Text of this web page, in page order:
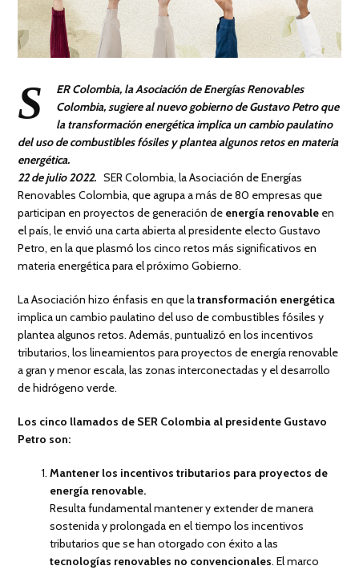
S
ER Colombia, la Asociación de Energías Renovables
Colombia, sugiere al nuevo gobierno de Gustavo Petro que
la transformación energética implica un cambio paulatino
del uso de combustibles fósiles y plantea algunos retos en materia
energética.
22 de julio 2022. SER Colombia, la Asociación de Energías
Renovables Colombia, que agrupa a más de 80 empresas que
participan en proyectos de generación de energía renovable en
el país, le envió una carta abierta al presidente electo Gustavo
Petro, en la que plasmó los cinco retos más significativos en
materia energética para el próximo Gobierno.
La Asociación hizo énfasis en que latransformación energética
implica un cambio paulatino del uso de combustibles fósiles y
plantea algunos retos. Además, puntualizó en los incentivos
tributarios, los lineamientos para proyectos de energía renovable
a gran y menor escala, las zonas interconectadas y el desarrollo
de hidrógeno verde.
Los cinco llamados de SER Colombia al presidente Gustavo
Petro son:
Mantener los incentivos tributarios para proyectos de
energía renovable.
Resulta fundamental mantener y extender de manera
sostenida y prolongada en el tiempo los incentivos
tributarios que se han otorgado con éxito a las
tecnologías renovables no convencionales. El marco